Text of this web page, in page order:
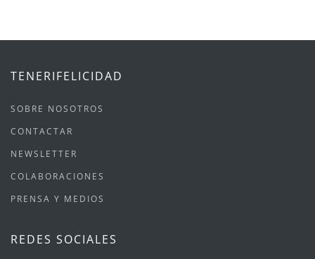
TENERIFELICIDAD
SOBRE NOSOTROS
CONTACTAR
NEWSLETTER
COLABORACIONES
PRENSA Y MEDIOS
REDES SOCIALES